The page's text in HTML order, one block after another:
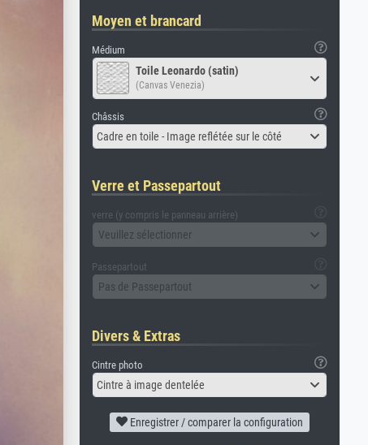
Moyen et brancard
Médium
Toile Leonardo (satin)
(Canvas Venezia)
Châssis
Cadre en toile - Image reflétée sur le côté
Verre et Passepartout
verre (y compris le panneau arrière)
Veuillez sélectionner
Passepartout
Pas de Passepartout
Divers & Extras
Cintre photo
Cintre à image dentelée
Enregistrer / comparer la configuration